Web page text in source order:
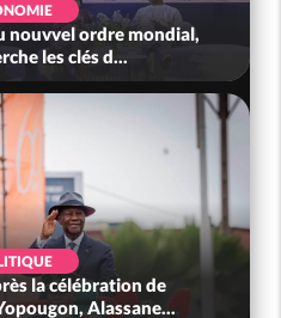
nouvvel ordre mondial,
les clés d...
la célébration de
Alassane...